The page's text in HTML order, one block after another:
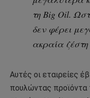
τη Big Oil.
δεν φέρει
ακραία
Αυτές οι εταιρείες
πουλώντας προϊόντα